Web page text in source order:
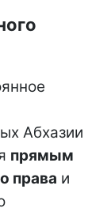
Абхазии
прямым
права и